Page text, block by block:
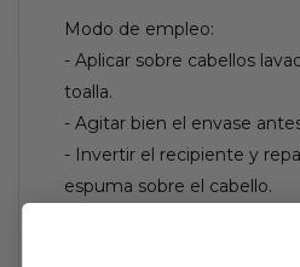
Modo de empleo:
- Aplicar sobre cabellos
toalla.
- Agitar bien el envase
- Invertir el recipiente y
espuma sobre el cabello.
- Para obtener un
espuma penetre hasta las